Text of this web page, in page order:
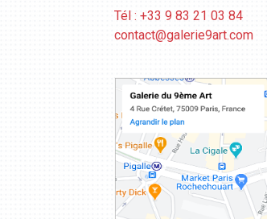
Tél : +33 9 83 21 03 84
contact@galerie9art.com